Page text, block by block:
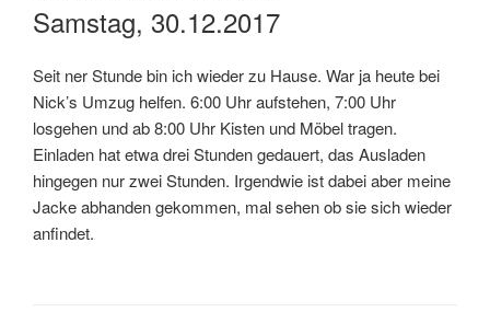
Samstag, 30.12.2017
Seit ner Stunde bin ich wieder zu Hause. War ja heute bei
Nick’s Umzug helfen. 6:00 Uhr aufstehen, 7:00 Uhr
losgehen und ab 8:00 Uhr Kisten und Möbel tragen.
Einladen hat etwa drei Stunden gedauert, das Ausladen
hingegen nur zwei Stunden. Irgendwie ist dabei aber meine
Jacke abhanden gekommen, mal sehen ob sie sich wieder
anfindet.